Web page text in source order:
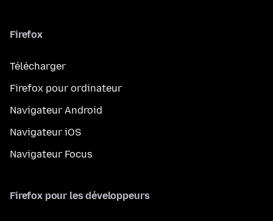
Firefox
Télécharger
Firefox pour ordinateur
Navigateur Android
Navigateur iOS
Navigateur Focus
Firefox pour les développeurs